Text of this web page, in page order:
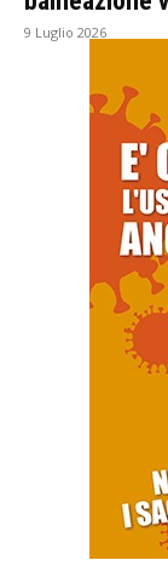
9 Luglio 2026